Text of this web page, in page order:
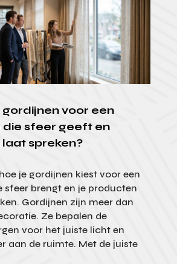
gordijnen voor een
sfeer geeft en
spreken?
je gordijnen kiest voor een
sfeer brengt en je producten
Gordijnen zijn meer dan
Ze bepalen de
voor het juiste licht en
aan de ruimte. Met de juiste